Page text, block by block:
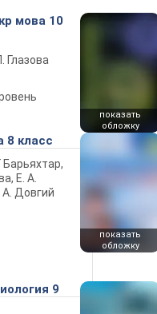
мова 10
Глазова
показать
обложку
8 класс
Барьяхтар,
Е. А.
А. Довгий
показать
обложку
9